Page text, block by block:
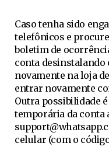
Caso tenha sido
telefônicos e
boletim de
conta desinstalando
novamente na loja
entrar novamente
Outra possibilidade
temporária da conta
celular (com o